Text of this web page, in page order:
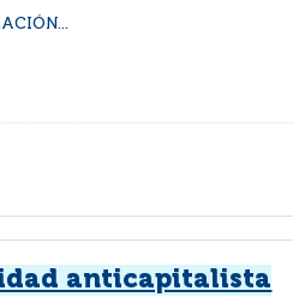
anticapitalista